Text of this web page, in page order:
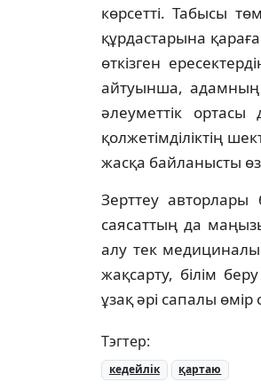
көрсетті. Табысы
құрдастарына
өткізген
айтуынша, адамның
әлеуметтік ортасы
қолжетімділіктің
жасқа байланысты
Зерттеу авторлары
саясаттың да
алу тек
жақсарту, білім
ұзақ әрі сапалы өмір
Тэгтер:
кедейлік қартаю